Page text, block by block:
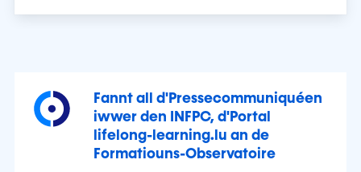
Fannt all d'Pressecommuniquéen
iwwer den INFPC, d'Portal
lifelong-learning.lu an de
Formatiouns-Observatoire